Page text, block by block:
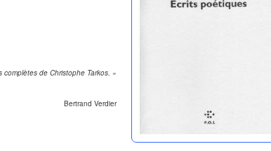
de Christophe Tarkos. »
Bertrand Verdier